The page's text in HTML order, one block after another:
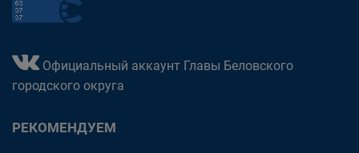
Официальный аккаунт Главы Беловского
городского округа
РЕКОМЕНДУЕМ